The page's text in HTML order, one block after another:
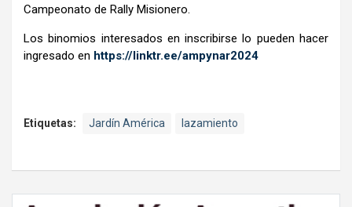
Campeonato de Rally Misionero.
Los binomios interesados en inscribirse lo pueden hacer
ingresado en https://linktr.ee/ampynar2024
Etiquetas: Jardín América lazamiento